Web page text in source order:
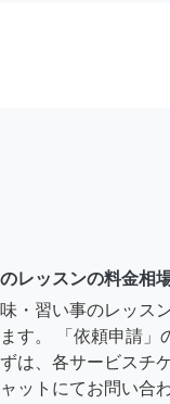
レッスンの料金相
・習い事のレッス
す。 「依頼申請」
は、各サービスチ
ットにてお問い合